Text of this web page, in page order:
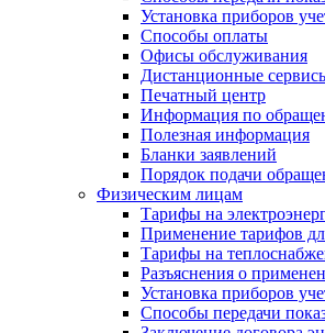
Установка приборов
Способы оплаты
Офисы обслуживания
Дистанционные
Печатный центр
Информация по
Полезная информация
Бланки заявлений
Порядок подачи
Физическим лицам
Тарифы на
Применение тарифов
Тарифы на
Разъяснения о
Установка приборов
Способы передачи